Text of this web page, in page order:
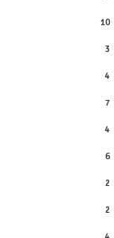
10
3
4
7
4
6
2
2